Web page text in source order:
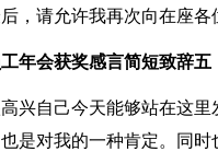
，请允许我再次向在座
工年会获奖感言简短致辞五
兴自己今天能够站在这
是对我的一种肯定。同